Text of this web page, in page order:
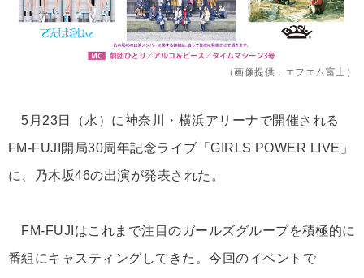
（画像提供：エフエム富士）
5月23日（水）に神奈川・横浜アリーナで開催される
FM-FUJI開局30周年記念ライブ「GIRLS POWER LIVE」
に、乃木坂46の出演が発表された。
FM-FUJIはこれまで注目のガールズグループを積極的に
番組にキャスティングしてきた。今回のイベントで